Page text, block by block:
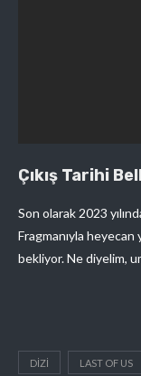
Çıkış Tarihi
Son olarak 2023
Fragmanıyla heyecan
bekliyor. Ne diyelim,
DIZI LAST OF US